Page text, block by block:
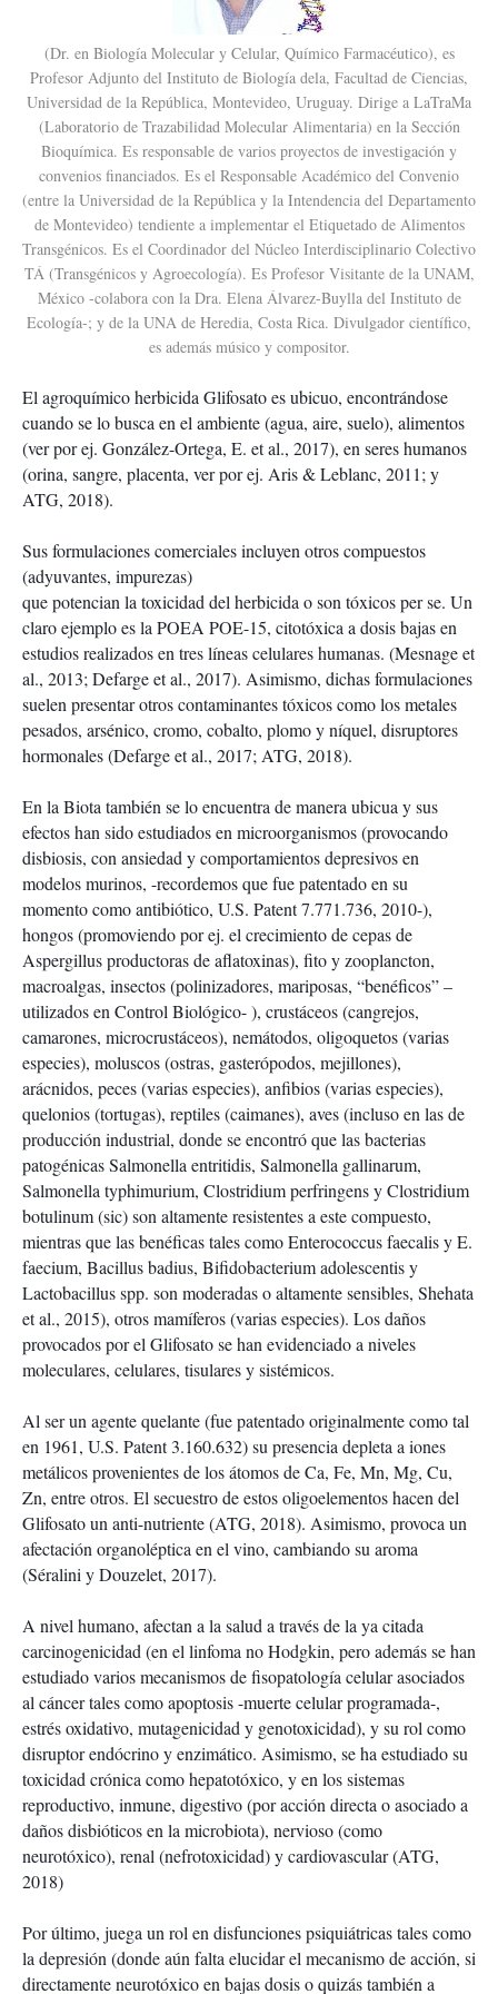
(Dr. en Biología Molecular y Celular, Químico Farmacéutico), es
Profesor Adjunto del Instituto de Biología dela, Facultad de Ciencias,
Universidad de la República, Montevideo, Uruguay. Dirige a LaTraMa
(Laboratorio de Trazabilidad Molecular Alimentaria) en la Sección
Bioquímica. Es responsable de varios proyectos de investigación y
convenios financiados. Es el Responsable Académico del Convenio
(entre la Universidad de la República y la Intendencia del Departamento
de Montevideo) tendiente a implementar el Etiquetado de Alimentos
Transgénicos. Es el Coordinador del Núcleo Interdisciplinario Colectivo
TÁ (Transgénicos y Agroecología). Es Profesor Visitante de la UNAM,
México -colabora con la Dra. Elena Álvarez-Buylla del Instituto de
Ecología-; y de la UNA de Heredia, Costa Rica. Divulgador científico,
es además músico y compositor.
El agroquímico herbicida Glifosato es ubicuo, encontrándose
cuando se lo busca en el ambiente (agua, aire, suelo), alimentos
(ver por ej. González-Ortega, E. et al., 2017), en seres humanos
(orina, sangre, placenta, ver por ej. Aris & Leblanc, 2011; y
ATG, 2018).
Sus formulaciones comerciales incluyen otros compuestos
(adyuvantes, impurezas)
que potencian la toxicidad del herbicida o son tóxicos per se. Un
claro ejemplo es la POEA POE-15, citotóxica a dosis bajas en
estudios realizados en tres líneas celulares humanas. (Mesnage et
al., 2013; Defarge et al., 2017). Asimismo, dichas formulaciones
suelen presentar otros contaminantes tóxicos como los metales
pesados, arsénico, cromo, cobalto, plomo y níquel, disruptores
hormonales (Defarge et al., 2017; ATG, 2018).
En la Biota también se lo encuentra de manera ubicua y sus
efectos han sido estudiados en microorganismos (provocando
disbiosis, con ansiedad y comportamientos depresivos en
modelos murinos, -recordemos que fue patentado en su
momento como antibiótico, U.S. Patent 7.771.736, 2010-),
hongos (promoviendo por ej. el crecimiento de cepas de
Aspergillus productoras de aflatoxinas), fito y zooplancton,
macroalgas, insectos (polinizadores, mariposas, “benéficos” –
utilizados en Control Biológico- ), crustáceos (cangrejos,
camarones, microcrustáceos), nemátodos, oligoquetos (varias
especies), moluscos (ostras, gasterópodos, mejillones),
arácnidos, peces (varias especies), anfibios (varias especies),
quelonios (tortugas), reptiles (caimanes), aves (incluso en las de
producción industrial, donde se encontró que las bacterias
patogénicas Salmonella entritidis, Salmonella gallinarum,
Salmonella typhimurium, Clostridium perfringens y Clostridium
botulinum (sic) son altamente resistentes a este compuesto,
mientras que las benéficas tales como Enterococcus faecalis y E.
faecium, Bacillus badius, Bifidobacterium adolescentis y
Lactobacillus spp. son moderadas o altamente sensibles, Shehata
et al., 2015), otros mamíferos (varias especies). Los daños
provocados por el Glifosato se han evidenciado a niveles
moleculares, celulares, tisulares y sistémicos.
Al ser un agente quelante (fue patentado originalmente como tal
en 1961, U.S. Patent 3.160.632) su presencia depleta a iones
metálicos provenientes de los átomos de Ca, Fe, Mn, Mg, Cu,
Zn, entre otros. El secuestro de estos oligoelementos hacen del
Glifosato un anti-nutriente (ATG, 2018). Asimismo, provoca un
afectación organoléptica en el vino, cambiando su aroma
(Séralini y Douzelet, 2017).
A nivel humano, afectan a la salud a través de la ya citada
carcinogenicidad (en el linfoma no Hodgkin, pero además se han
estudiado varios mecanismos de fisopatología celular asociados
al cáncer tales como apoptosis -muerte celular programada-,
estrés oxidativo, mutagenicidad y genotoxicidad), y su rol como
disruptor endócrino y enzimático. Asimismo, se ha estudiado su
toxicidad crónica como hepatotóxico, y en los sistemas
reproductivo, inmune, digestivo (por acción directa o asociado a
daños disbióticos en la microbiota), nervioso (como
neurotóxico), renal (nefrotoxicidad) y cardiovascular (ATG,
2018)
Por último, juega un rol en disfunciones psiquiátricas tales como
la depresión (donde aún falta elucidar el mecanismo de acción, si
directamente neurotóxico en bajas dosis o quizás también a